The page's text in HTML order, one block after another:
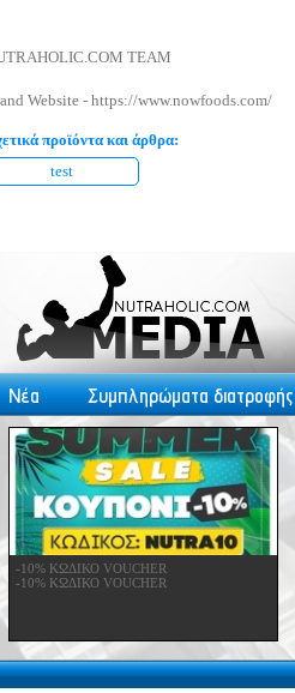
TEAM
Website -https://www.nowfoods.com/
προϊόντα και άρθρα:
test
Νέα Συμπληρώματα διατροφής
-10% ΚΩΔΙΚΟ VOUCHER
-10% ΚΩΔΙΚΟ VOUCHER